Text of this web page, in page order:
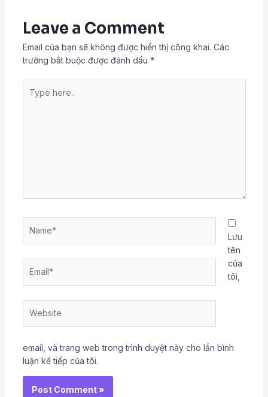
Leave a Comment
Email của bạn sẽ không được hiển thị công khai. Các
trường bắt buộc được đánh dấu *
here..
Lưu
tên
của
tôi,
email, và trang web trong trình duyệt này cho lần bình
luận kế tiếp của tôi.